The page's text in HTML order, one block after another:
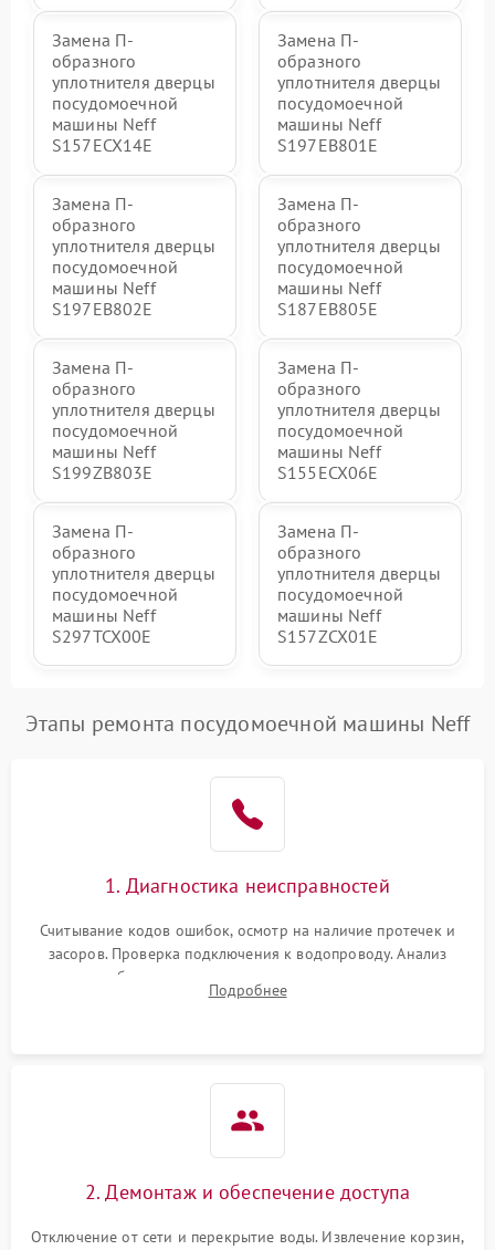
Замена П-
образного
уплотнителя дверцы
посудомоечной
машины Neff
S157ECX14E
Замена П-
образного
уплотнителя дверцы
посудомоечной
машины Neff
S197EB801E
Замена П-
образного
уплотнителя дверцы
посудомоечной
машины Neff
S197EB802E
Замена П-
образного
уплотнителя дверцы
посудомоечной
машины Neff
S187EB805E
Замена П-
образного
уплотнителя дверцы
посудомоечной
машины Neff
S199ZB803E
Замена П-
образного
уплотнителя дверцы
посудомоечной
машины Neff
S155ECX06E
Замена П-
образного
уплотнителя дверцы
посудомоечной
машины Neff
S297TCX00E
Замена П-
образного
уплотнителя дверцы
посудомоечной
машины Neff
S157ZCX01E
Этапы ремонта посудомоечной машины Neff
1. Диагностика неисправностей
Считывание кодов ошибок, осмотр на наличие протечек и
засоров. Проверка подключения к водопроводу. Анализ
жалоб на отсутствие слива, нагрева, вращения
разбрызгивателей или срабатывание системы защиты
Подробнее
2. Демонтаж и обеспечение доступа
Отключение от сети и перекрытие воды. Извлечение корзин,